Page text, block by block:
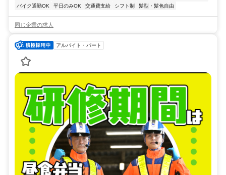
バイク通勤OK 平日のみOK 交通費支給 シフト制 髪型・髪色自由
同じ企業の求人
アルバイト・パート